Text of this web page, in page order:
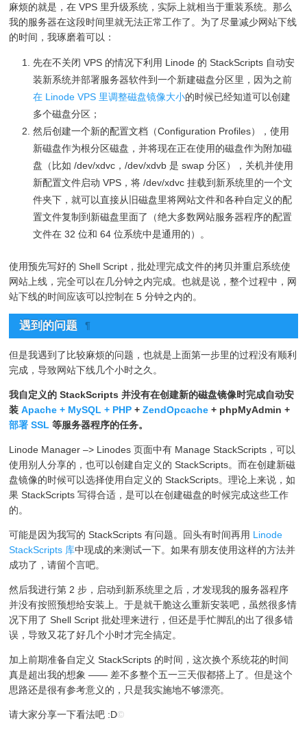
麻烦的就是，在 VPS 里升级系统，实际上就相当于重装系统。那么
我的服务器在这段时间里就无法正常工作了。为了尽量减少网站下线
的时间，我琢磨着可以：
先在不关闭 VPS 的情况下利用 Linode 的 StackScripts 自动安
装新系统并部署服务器软件到一个新建磁盘分区里，因为之前
在 Linode VPS 里调整磁盘镜像大小的时候已经知道可以创建
多个磁盘分区；
然后创建一个新的配置文档（Configuration Profiles），使用
新磁盘作为根分区磁盘，并将现在正在使用的磁盘作为附加磁
盘（比如 /dev/xdvc，/dev/xdvb 是 swap 分区），关机并使用
新配置文件启动 VPS，将 /dev/xdvc 挂载到新系统里的一个文
件夹下，就可以直接从旧磁盘里将网站文件和各种自定义的配
置文件复制到新磁盘里面了（绝大多数网站服务器程序的配置
文件在 32 位和 64 位系统中是通用的）。
使用预先写好的 Shell Script，批处理完成文件的拷贝并重启系统使
网站上线，完全可以在几分钟之内完成。也就是说，整个过程中，网
站下线的时间应该可以控制在 5 分钟之内的。
遇到的问题 ¶
但是我遇到了比较麻烦的问题，也就是上面第一步里的过程没有顺利
完成，导致网站下线几个小时之久。
我自定义的 StackScripts 并没有在创建新的磁盘镜像时完成自动安
装Apache + MySQL + PHP +ZendOpcache + phpMyAdmin +
部署 SSL 等服务器程序的任务。
Linode Manager –> Linodes 页面中有 Manage StackScripts，可以
使用别人分享的，也可以创建自定义的 StackScripts。而在创建新磁
盘镜像的时候可以选择使用自定义的 StackScripts。理论上来说，如
果 StackScripts 写得合适，是可以在创建磁盘的时候完成这些工作
的。
可能是因为我写的 StackScripts 有问题。回头有时间再用 Linode
StackScripts 库中现成的来测试一下。如果有朋友使用这样的方法并
成功了，请留个言吧。
然后我进行第 2 步，启动到新系统里之后，才发现我的服务器程序
并没有按照预想给安装上。于是就干脆这么重新安装吧，虽然很多情
况下用了 Shell Script 批处理来进行，但还是手忙脚乱的出了很多错
误，导致又花了好几个小时才完全搞定。
加上前期准备自定义 StackScripts 的时间，这次换个系统花的时间
真是超出我的想象 —— 差不多整个五一三天假都搭上了。但是这个
思路还是很有参考意义的，只是我实施地不够漂亮。
请大家分享一下看法吧 :D©